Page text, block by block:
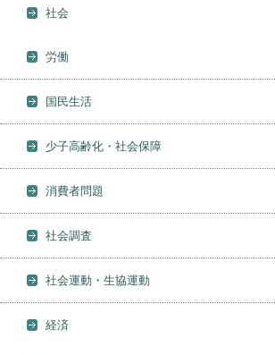
社会
労働
国民生活
少子高齢化・社会保障
消費者問題
社会調査
社会運動・生協運動
経済